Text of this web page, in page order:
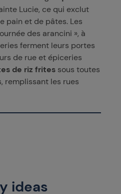
Lucie, ce qui exclut
pain et de pâtes. Les
des arancini », à
ferment leurs portes
de rue et épiceries
de riz frites sous toutes
remplissant les rues
ideas